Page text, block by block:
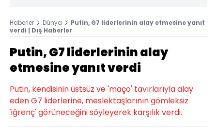
Haberler Dünya
Putin, G7 liderlerinin alay etmesine yanıt
verdi | Dış Haberler
Putin, G7 liderlerinin alay
etmesine yanıt verdi
Putin, kendisinin üstsüz ve 'maço' tavırlarıyla alay
eden G7 liderlerine, meslektaşlarının gömleksiz
'iğrenç' görüneceğini söyleyerek karşılık verdi.